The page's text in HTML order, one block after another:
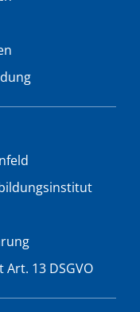
13 DSGVO